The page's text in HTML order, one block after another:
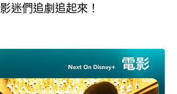
迷們追劇追起來！